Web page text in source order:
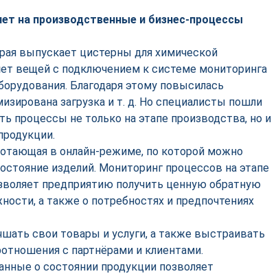
на производственные и бизнес-процессы
выпускает цистерны для химической
вещей с подключением к системе мониторинга
Благодаря этому повысилась
загрузка и т. д. Но специалисты пошли
процессы не только на этапе производства, но и
в онлайн-режиме, по которой можно
изделий. Мониторинг процессов на этапе
предприятию получить ценную обратную
а также о потребностях и предпочтениях
свои товары и услуги, а также выстраивать
с партнёрами и клиентами.
о состоянии продукции позволяет